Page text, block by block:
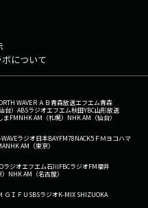
について
WAVEＲＡＢ青森放送エフエム青森
） ABSラジオエフエム秋田YBC山形放送
まFMNHK AM（札幌） NHK AM（仙台）
ラジオ日本BAYFM78NACK5 ＦＭヨコハマ
NHK AM（東京）
ラジオエフエム石川FBCラジオFM福井
NHK AM（名古屋）
ＧＩＦＵ SBSラジオK-MIX SHIZUOKA